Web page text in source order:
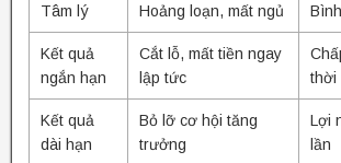
Tâm lý Hoảng loạn, mất ngủ
Kết quả
ngắn hạn
Cắt lỗ, mất tiền ngay
lập tức
thời
Kết quả
dài hạn
Bỏ lỡ cơ hội tăng
trưởng
Lợi
lần